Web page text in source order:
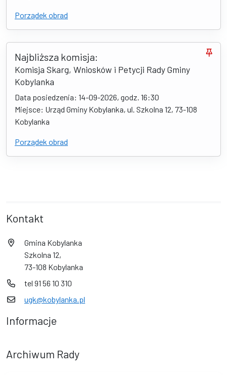
Porządek obrad
Najbliższa komisja:
Komisja Skarg, Wniosków i Petycji Rady Gminy
Kobylanka
Data posiedzenia: 14-09-2026, godz. 16:30
Miejsce: Urząd Gminy Kobylanka, ul. Szkolna 12, 73-108
Kobylanka
Porządek obrad
Kontakt
Gmina Kobylanka
Szkolna 12,
73-108 Kobylanka
tel 91 56 10 310
ugk@kobylanka.pl
Informacje
Archiwum Rady